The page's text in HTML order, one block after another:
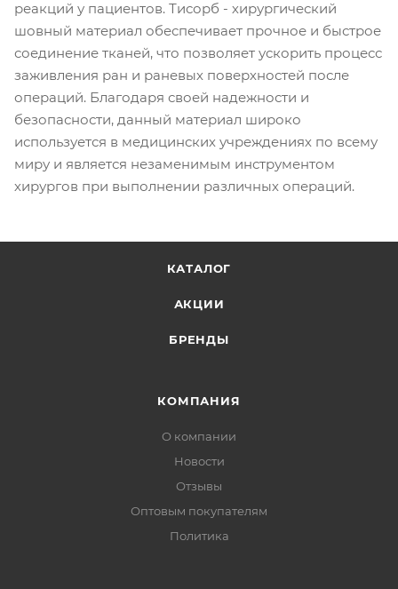
реакций у пациентов. Тисорб - хирургический
шовный материал обеспечивает прочное и быстрое
соединение тканей, что позволяет ускорить процесс
заживления ран и раневых поверхностей после
операций. Благодаря своей надежности и
безопасности, данный материал широко
используется в медицинских учреждениях по всему
миру и является незаменимым инструментом
хирургов при выполнении различных операций.
КАТАЛОГ
АКЦИИ
БРЕНДЫ
КОМПАНИЯ
О компании
Новости
Отзывы
Оптовым покупателям
Политика